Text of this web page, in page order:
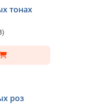
тонах
роз